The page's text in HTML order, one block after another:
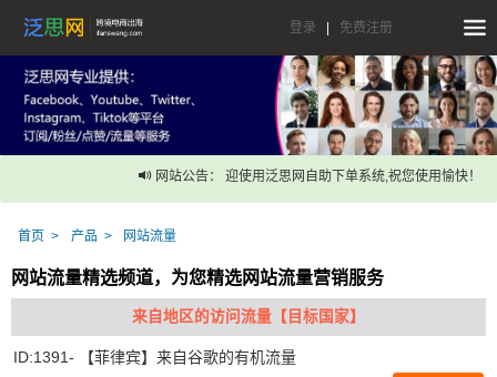
登录 免费注册
网站公告： 迎使用泛思网自助下单系统,祝您使用愉快！
首页 产品 网站流量
网站流量精选频道，为您精选网站流量营销服务
来自地区的访问流量【目标国家】
ID:1391- 【菲律宾】来自谷歌的有机流量